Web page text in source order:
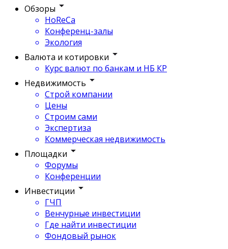
Обзоры
HoReCa
Конференц-залы
Экология
Валюта и котировки
Курс валют по банкам и НБ КР
Недвижимость
Строй компании
Цены
Строим сами
Экспертиза
Коммерческая недвижимость
Площадки
Форумы
Конференции
Инвестиции
ГЧП
Венчурные инвестиции
Где найти инвестиции
Фондовый рынок